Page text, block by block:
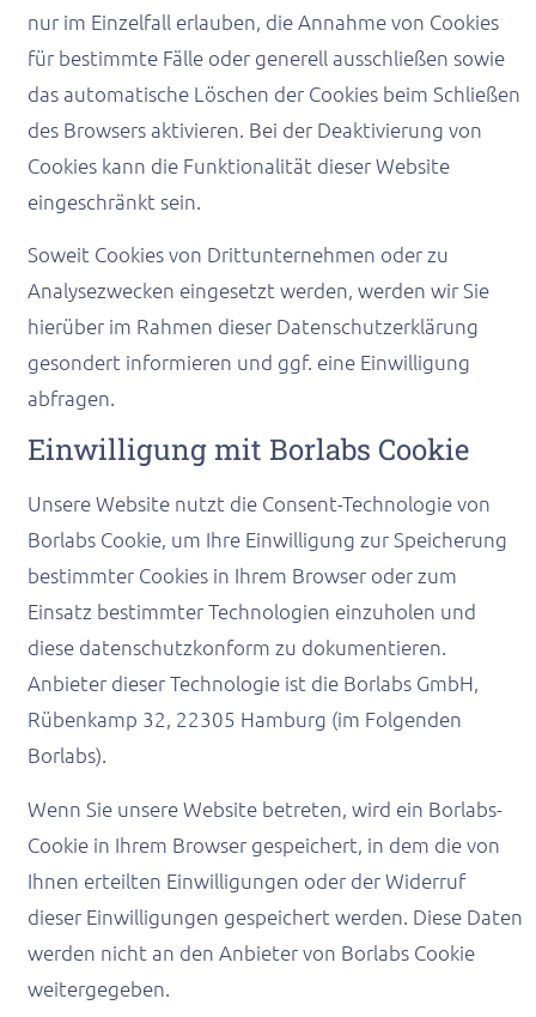
nur im Einzelfall erlauben, die Annahme von Cookies
für bestimmte Fälle oder generell ausschließen sowie
das automatische Löschen der Cookies beim Schließen
des Browsers aktivieren. Bei der Deaktivierung von
Cookies kann die Funktionalität dieser Website
eingeschränkt sein.
Soweit Cookies von Drittunternehmen oder zu
Analysezwecken eingesetzt werden, werden wir Sie
hierüber im Rahmen dieser Datenschutzerklärung
gesondert informieren und ggf. eine Einwilligung
abfragen.
Einwilligung mit Borlabs Cookie
Unsere Website nutzt die Consent-Technologie von
Borlabs Cookie, um Ihre Einwilligung zur Speicherung
bestimmter Cookies in Ihrem Browser oder zum
Einsatz bestimmter Technologien einzuholen und
diese datenschutzkonform zu dokumentieren.
Anbieter dieser Technologie ist die Borlabs GmbH,
Rübenkamp 32, 22305 Hamburg (im Folgenden
Borlabs).
Wenn Sie unsere Website betreten, wird ein Borlabs-
Cookie in Ihrem Browser gespeichert, in dem die von
Ihnen erteilten Einwilligungen oder der Widerruf
dieser Einwilligungen gespeichert werden. Diese Daten
werden nicht an den Anbieter von Borlabs Cookie
weitergegeben.